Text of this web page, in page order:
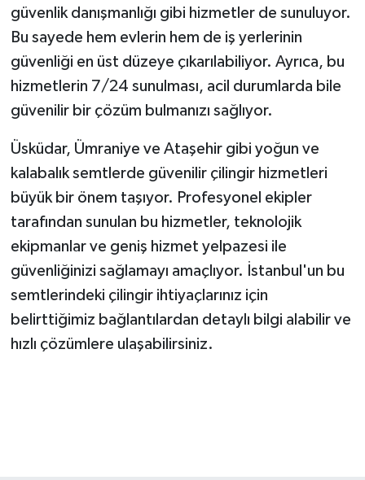
güvenlik danışmanlığı gibi hizmetler de sunuluyor.
Bu sayede hem evlerin hem de iş yerlerinin
güvenliği en üst düzeye çıkarılabiliyor. Ayrıca, bu
hizmetlerin 7/24 sunulması, acil durumlarda bile
güvenilir bir çözüm bulmanızı sağlıyor.
Üsküdar, Ümraniye ve Ataşehir gibi yoğun ve
kalabalık semtlerde güvenilir çilingir hizmetleri
büyük bir önem taşıyor. Profesyonel ekipler
tarafından sunulan bu hizmetler, teknolojik
ekipmanlar ve geniş hizmet yelpazesi ile
güvenliğinizi sağlamayı amaçlıyor. İstanbul'un bu
semtlerindeki çilingir ihtiyaçlarınız için
belirttiğimiz bağlantılardan detaylı bilgi alabilir ve
hızlı çözümlere ulaşabilirsiniz.